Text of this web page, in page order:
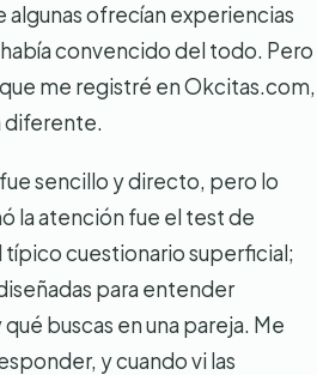
algunas ofrecían experiencias
convencido del todo. Pero
me registré en Okcitas.com,
diferente.
sencillo y directo, pero lo
la atención fue el test de
típico cuestionario superficial;
para entender
buscas en una pareja. Me
y cuando vi las